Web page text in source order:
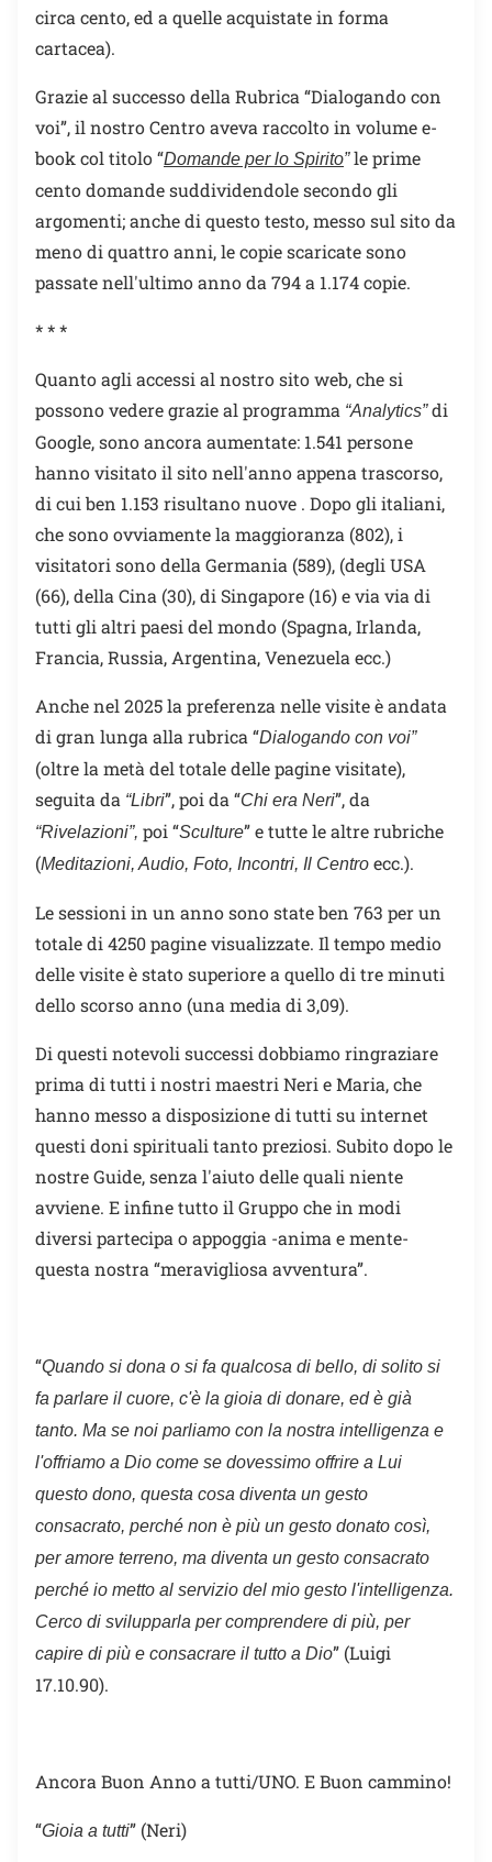
circa cento, ed a quelle acquistate in forma
cartacea).
Grazie al successo della Rubrica “Dialogando con
voi”, il nostro Centro aveva raccolto in volume e-
book col titolo “Domande per lo Spirito”le prime
cento domande suddividendole secondo gli
argomenti; anche di questo testo, messo sul sito da
meno di quattro anni, le copie scaricate sono
passate nell'ultimo anno da 794 a 1.174 copie.
* * *
Quanto agli accessi al nostro sito web, che si
possono vedere grazie al programma “Analytics”di
Google, sono ancora aumentate: 1.541 persone
hanno visitato il sito nell'anno appena trascorso,
di cui ben 1.153 risultano nuove . Dopo gli italiani,
che sono ovviamente la maggioranza (802), i
visitatori sono della Germania (589), (degli USA
(66), della Cina (30), di Singapore (16) e via via di
tutti gli altri paesi del mondo (Spagna, Irlanda,
Francia, Russia, Argentina, Venezuela ecc.)
Anche nel 2025 la preferenza nelle visite è andata
di gran lunga alla rubrica “Dialogando con voi”
(oltre la metà del totale delle pagine visitate),
seguita da “Libri”, poi da “Chi era Neri”, da
“Rivelazioni”, poi “Sculture” e tutte le altre rubriche
(Meditazioni, Audio, Foto, Incontri, Il Centro ecc.).
Le sessioni in un anno sono state ben 763 per un
totale di 4250 pagine visualizzate. Il tempo medio
delle visite è stato superiore a quello di tre minuti
dello scorso anno (una media di 3,09).
Di questi notevoli successi dobbiamo ringraziare
prima di tutti i nostri maestri Neri e Maria, che
hanno messo a disposizione di tutti su internet
questi doni spirituali tanto preziosi. Subito dopo le
nostre Guide, senza l'aiuto delle quali niente
avviene. E infine tutto il Gruppo che in modi
diversi partecipa o appoggia -anima e mente-
questa nostra “meravigliosa avventura”.
“Quando si dona o si fa qualcosa di bello, di solito si
fa parlare il cuore, c'è la gioia di donare, ed è già
tanto. Ma se noi parliamo con la nostra intelligenza e
l'offriamo a Dio come se dovessimo offrire a Lui
questo dono, questa cosa diventa un gesto
consacrato, perché non è più un gesto donato così,
per amore terreno, ma diventa un gesto consacrato
perché io metto al servizio del mio gesto l'intelligenza.
Cerco di svilupparla per comprendere di più, per
capire di più e consacrare il tutto a Dio” (Luigi
17.10.90).
Ancora Buon Anno a tutti/UNO. E Buon cammino!
“Gioia a tutti” (Neri)